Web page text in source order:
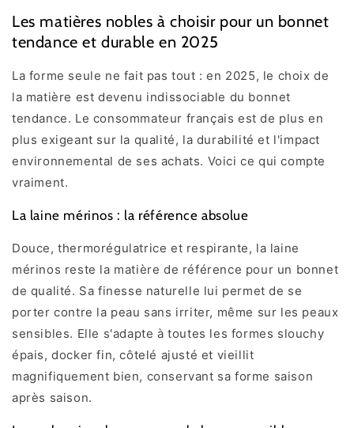
Les matières nobles à choisir pour un bonnet
tendance et durable en 2025
La forme seule ne fait pas tout : en 2025, le choix de
la matière est devenu indissociable du bonnet
tendance. Le consommateur français est de plus en
plus exigeant sur la qualité, la durabilité et l'impact
environnemental de ses achats. Voici ce qui compte
vraiment.
La laine mérinos : la référence absolue
Douce, thermorégulatrice et respirante, la laine
mérinos reste la matière de référence pour un bonnet
de qualité. Sa finesse naturelle lui permet de se
porter contre la peau sans irriter, même sur les peaux
sensibles. Elle s'adapte à toutes les formes slouchy
épais, docker fin, côtelé ajusté et vieillit
magnifiquement bien, conservant sa forme saison
après saison.